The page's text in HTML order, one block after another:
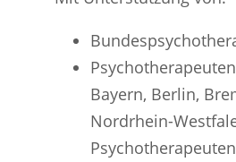
Bayern, Berlin,
Nordrhein-